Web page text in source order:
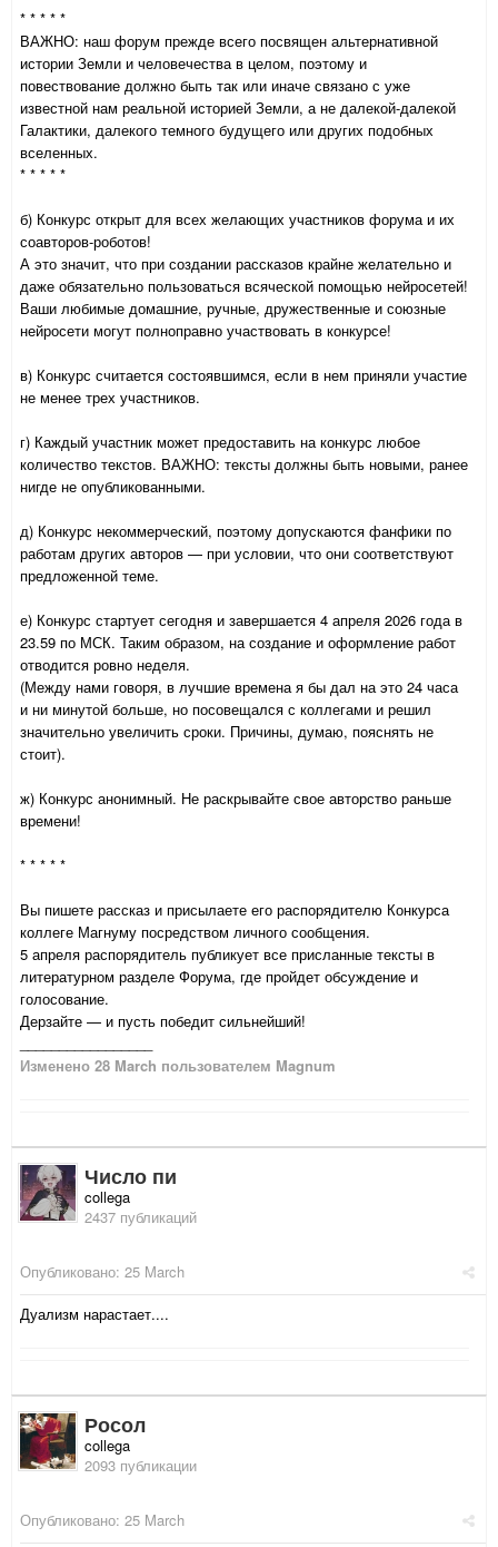
* * * * *
ВАЖНО: наш форум прежде всего посвящен альтернативной
истории Земли и человечества в целом, поэтому и
повествование должно быть так или иначе связано с уже
известной нам реальной историей Земли, а не далекой-далекой
Галактики, далекого темного будущего или других подобных
вселенных.
* * * * *
б) Конкурс открыт для всех желающих участников форума и их
соавторов-роботов!
А это значит, что при создании рассказов крайне желательно и
даже обязательно пользоваться всяческой помощью нейросетей!
Ваши любимые домашние, ручные, дружественные и союзные
нейросети могут полноправно участвовать в конкурсе!
в) Конкурс считается состоявшимся, если в нем приняли участие
не менее трех участников.
г) Каждый участник может предоставить на конкурс любое
количество текстов. ВАЖНО: тексты должны быть новыми, ранее
нигде не опубликованными.
д) Конкурс некоммерческий, поэтому допускаются фанфики по
работам других авторов — при условии, что они соответствуют
предложенной теме.
е) Конкурс стартует сегодня и завершается 4 апреля 2026 года в
23.59 по МСК. Таким образом, на создание и оформление работ
отводится ровно неделя.
(Между нами говоря, в лучшие времена я бы дал на это 24 часа
и ни минутой больше, но посовещался с коллегами и решил
значительно увеличить сроки. Причины, думаю, пояснять не
стоит).
ж) Конкурс анонимный. Не раскрывайте свое авторство раньше
времени!
* * * * *
Вы пишете рассказ и присылаете его распорядителю Конкурса
коллеге Магнуму посредством личного сообщения.
5 апреля распорядитель публикует все присланные тексты в
литературном разделе Форума, где пройдет обсуждение и
голосование.
Дерзайте — и пусть победит сильнейший!
Изменено 28 March пользователем Magnum
Число пи
collega
2437 публикаций
Опубликовано: 25 March
Дуализм нарастает....
Росол
collega
2093 публикации
Опубликовано: 25 March